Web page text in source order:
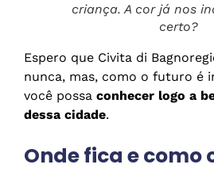
criança. A cor já nos
certo?
Espero que Civita di
nunca, mas, como o futuro é
você possa conhecer logo a
dessa cidade.
Onde fica e como